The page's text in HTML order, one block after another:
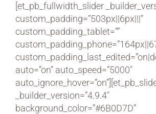
[et_pb_fullwidth_slider
custom_padding=”503px||6px|||”
custom_padding_tablet=””
auto=”on” auto_speed=”5000″
_builder_version=”4.9.4″
background_color=”#6B0D7D”